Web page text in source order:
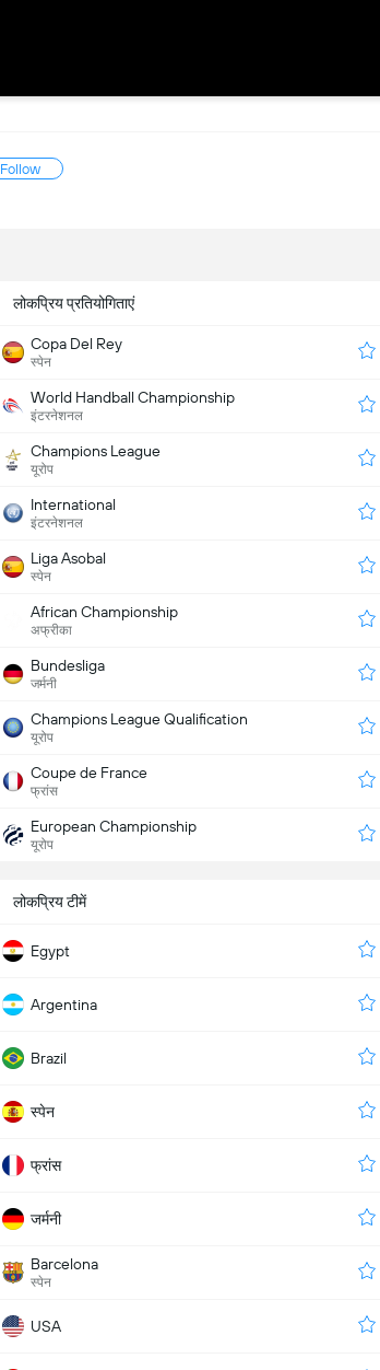
Follow
लोकप्रिय प्रतियोगिताएं
Copa Del Rey
स्पेन
World Handball Championship
इंटरनेशनल
Champions League
यूरोप
International
इंटरनेशनल
Liga Asobal
स्पेन
African Championship
अफ्रीका
Bundesliga
जर्मनी
Champions League Qualification
यूरोप
Coupe de France
फ्रांस
European Championship
यूरोप
लोकप्रिय टीमें
Egypt
Argentina
Brazil
स्पेन
फ्रांस
जर्मनी
Barcelona
स्पेन
USA